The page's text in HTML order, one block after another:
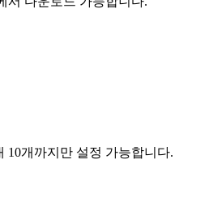
10개까지만 설정 가능합니다.